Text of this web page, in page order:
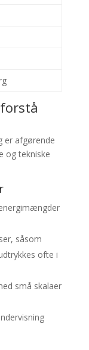
er afgørende
og tekniske
såsom
ofte i
små skalaer